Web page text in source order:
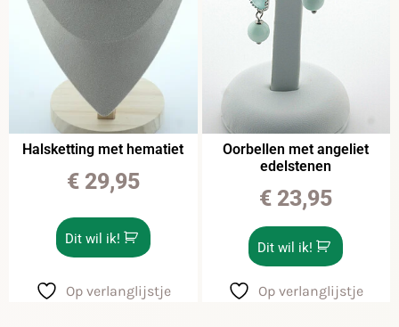
Halsketting met hematiet
€29,95
Dit wil ik!
Op verlanglijstje
Oorbellen met angeliet
edelstenen
€ 23,95
Dit wil ik!
Op verlanglijstje